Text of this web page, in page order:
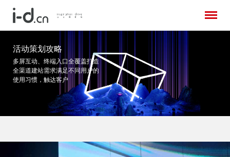
活动策划攻略
多屏互动、终端入口全覆盖打造
全渠道建站需求满足不同用户的
使用习惯，触达客户